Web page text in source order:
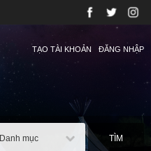
ĐĂNG NHẬP
TẠO TÀI KHOẢN
Danh mục TÌM